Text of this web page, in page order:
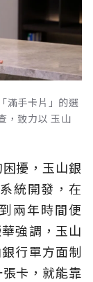
滿手卡片」的選
，致力以 玉山
擾，玉山銀
統開發，在
兩年時間便
強調，玉山
行單方面制
卡，就能靠